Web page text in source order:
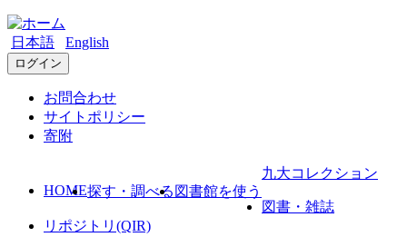
日本語 English
ログイン
お問合わせ
サイトポリシー
寄附
HOME探す・調べる 図書館を使う
九大コレクション
図書・雑誌
リポジトリ(QIR)